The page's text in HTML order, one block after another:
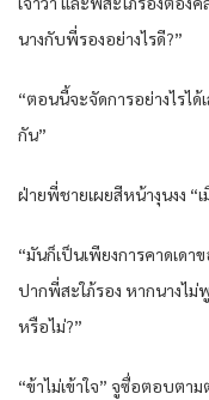
นางกับพี่รองอย่างไรดี?”
“ตอนนี้จะจัดการอย่างไรได้
กัน”
ฝ่ายพี่ชายเผยสีหน้างุนงง “
“มันก็เป็นเพียงการคาดเดา
ปากพี่สะใภ้รอง หากนางไม่พู
หรือไม่?”
“ข้าไม่เข้าใจ” จูซื่อตอบตา